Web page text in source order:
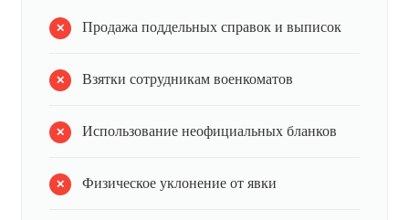
Продажа поддельных справок и выписок
Взятки сотрудникам военкоматов
Использование неофициальных бланков
Физическое уклонение от явки